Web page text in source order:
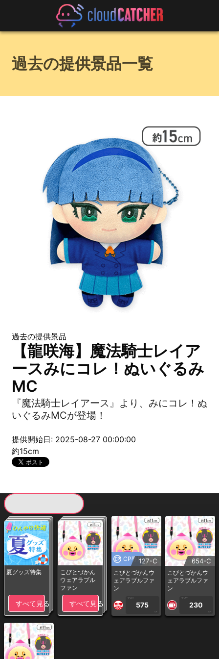
過去の提供景品一覧
過去の提供景品
【龍咲海】魔法騎士レイア
ースみにコレ！ぬいぐるみ
MC
『魔法騎士レイアース』より、みにコレ！ぬ
いぐるみMCが登場！
提供開始日: 2025-08-27 00:00:00
約15cm
夏グッズ特集
すべて見る
こびとづかん
ウェアラブル
ファン
すべて見る
CP専用127-C
こびとづかんウ
ェアラブルファ
ン
1PLAY
575
CP
654-C
こびとづかんウ
ェアラブルファ
ン
1PLAY
230
CP